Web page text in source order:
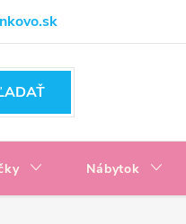
podmienky
Nábytok